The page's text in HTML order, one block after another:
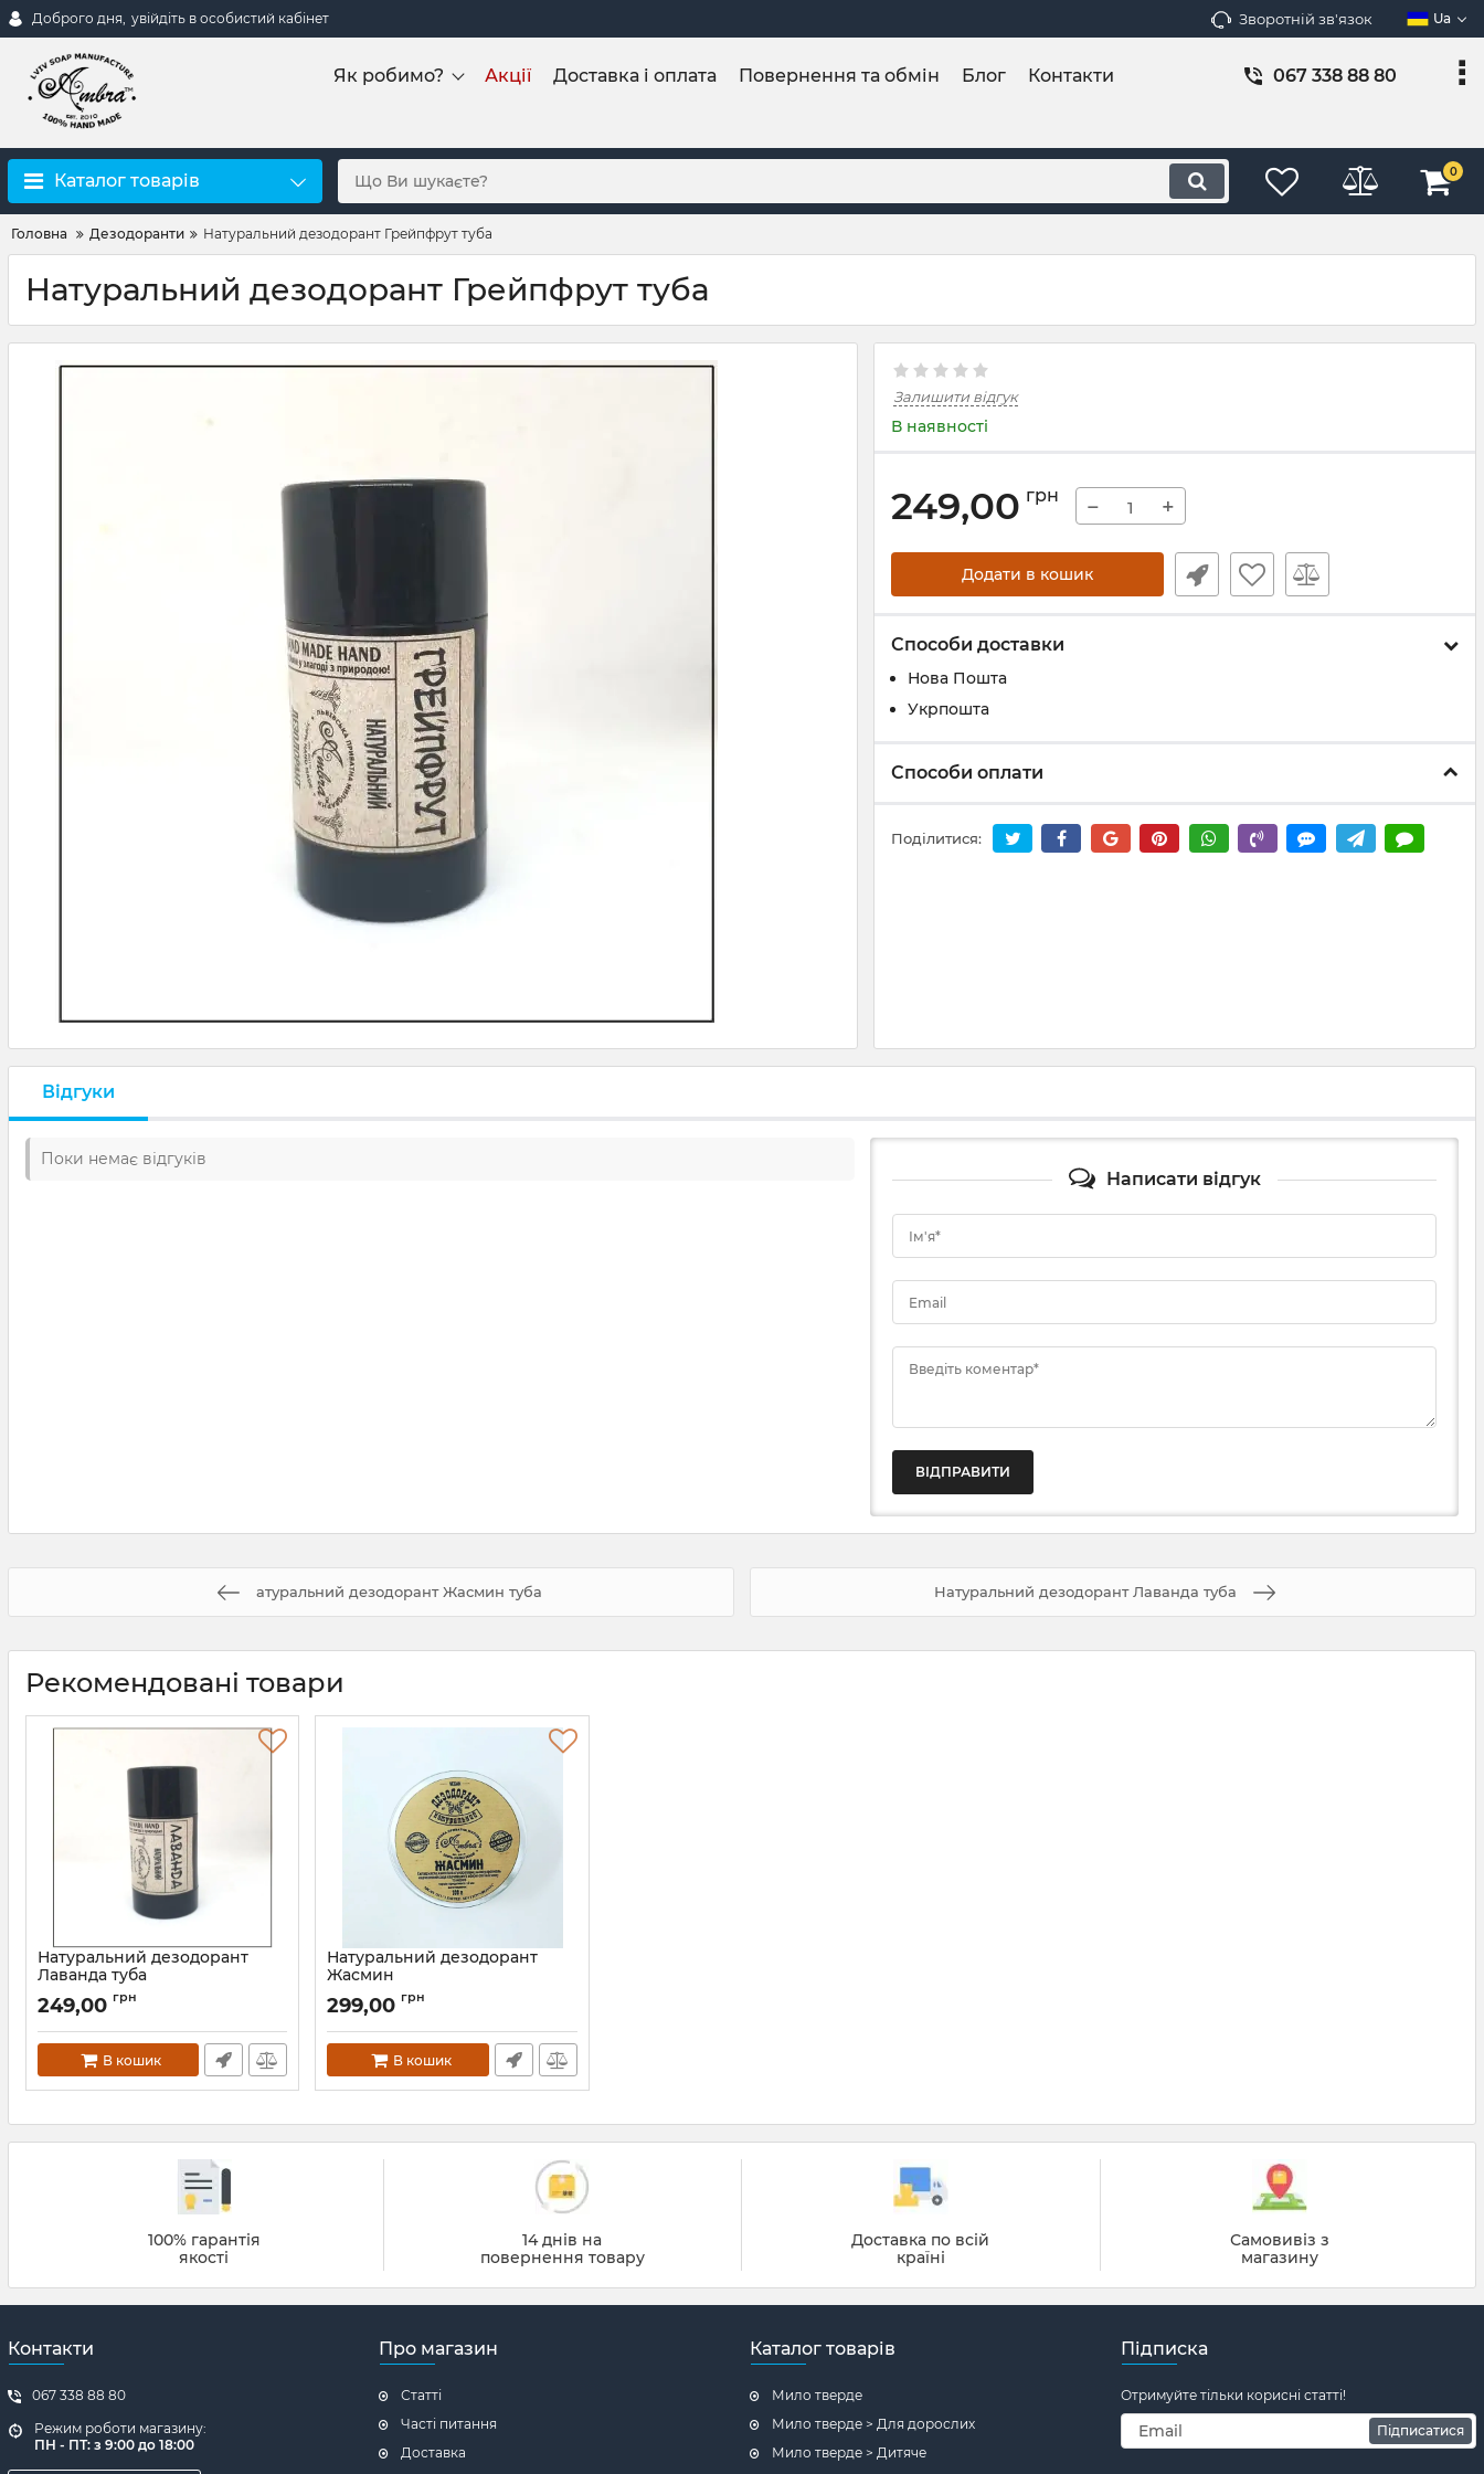
Доброго дня, увійдіть в особистий кабінет Зворотній зв'язок Ua
Як робимо? Акції Доставка і оплата Повернення та обмін Блог Контакти 067 338 88 80
Каталог товарів 0
Головна Дезодоранти Натуральний дезодорант Грейпфрут туба
Натуральний дезодорант Грейпфрут туба
Залишити відгук
В наявності
249,00 грн − +
Додати в кошик
Способи доставки
Нова Пошта
Укрпошта
Способи оплати
Поділитися:
Відгуки
Поки немає відгуків
Написати відгук
Ім'я*
Email
Введіть коментар*
атуральний дезодорант Жасмин туба Натуральний дезодорант Лаванда туба
Рекомендовані товари
Натуральний дезодорант
Лаванда туба
249,00 грн
В кошик
Натуральний дезодорант
Жасмин
299,00 грн
В кошик
100% гарантія
якості
14 днів на
повернення товару
Доставка по всій
країні
Самовивіз з
магазину
Контакти
067 338 88 80
Режим роботи магазину:
ПН - ПТ: з 9:00 до 18:00
Про магазин
Статті
Часті питання
Доставка
Каталог товарів
Мило тверде
Мило тверде > Для дорослих
Мило тверде > Дитяче
Підписка
Отримуйте тільки корисні статті!
Підписатися